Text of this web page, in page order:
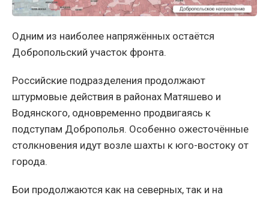
Одним из наиболее напряжённых остаётся
Добропольский участок фронта.
Российские подразделения продолжают
штурмовые действия в районах Матяшево и
Водянского, одновременно продвигаясь к
подступам Доброполья. Особенно ожесточённые
столкновения идут возле шахты к юго-востоку от
города.
Бои продолжаются как на северных, так и на